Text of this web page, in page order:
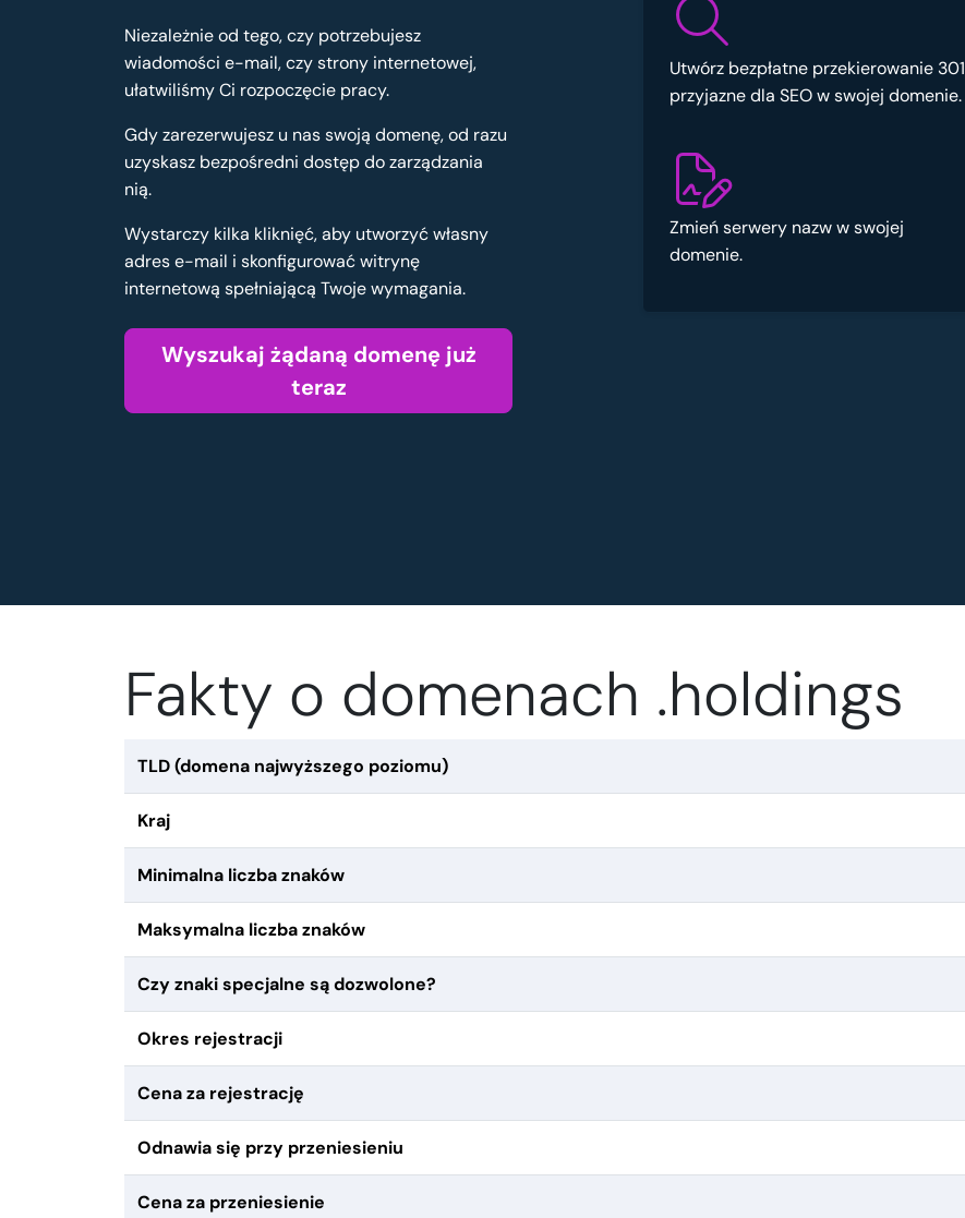
Niezależnie od tego, czy potrzebujesz
wiadomości e-mail, czy strony internetowej,
ułatwiliśmy Ci rozpoczęcie pracy.
Gdy zarezerwujesz u nas swoją domenę, od razu
uzyskasz bezpośredni dostęp do zarządzania
nią.
Wystarczy kilka kliknięć, aby utworzyć własny
adres e-mail i skonfigurować witrynę
internetową spełniającą Twoje wymagania.
Wyszukaj żądaną domenę już
teraz
Utwórz bezpłatne przekierowanie 301
przyjazne dla SEO w swojej domenie.
Zmień serwery nazw w swojej
domenie.
Fakty o domenach .holdings
TLD (domena najwyższego poziomu)
Kraj
Minimalna liczba znaków
Maksymalna liczba znaków
Czy znaki specjalne są dozwolone?
Okres rejestracji
Cena za rejestrację
Odnawia się przy przeniesieniu
Cena za przeniesienie